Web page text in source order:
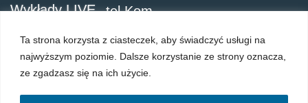
Ta strona korzysta z ciasteczek, aby świadczyć usługi na
najwyższym poziomie. Dalsze korzystanie ze strony oznacza,
ze zgadzasz się na ich użycie.
tel.Kom.
Wykłady LIVE